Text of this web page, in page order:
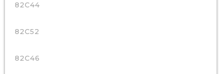
82C44
82C52
82C46